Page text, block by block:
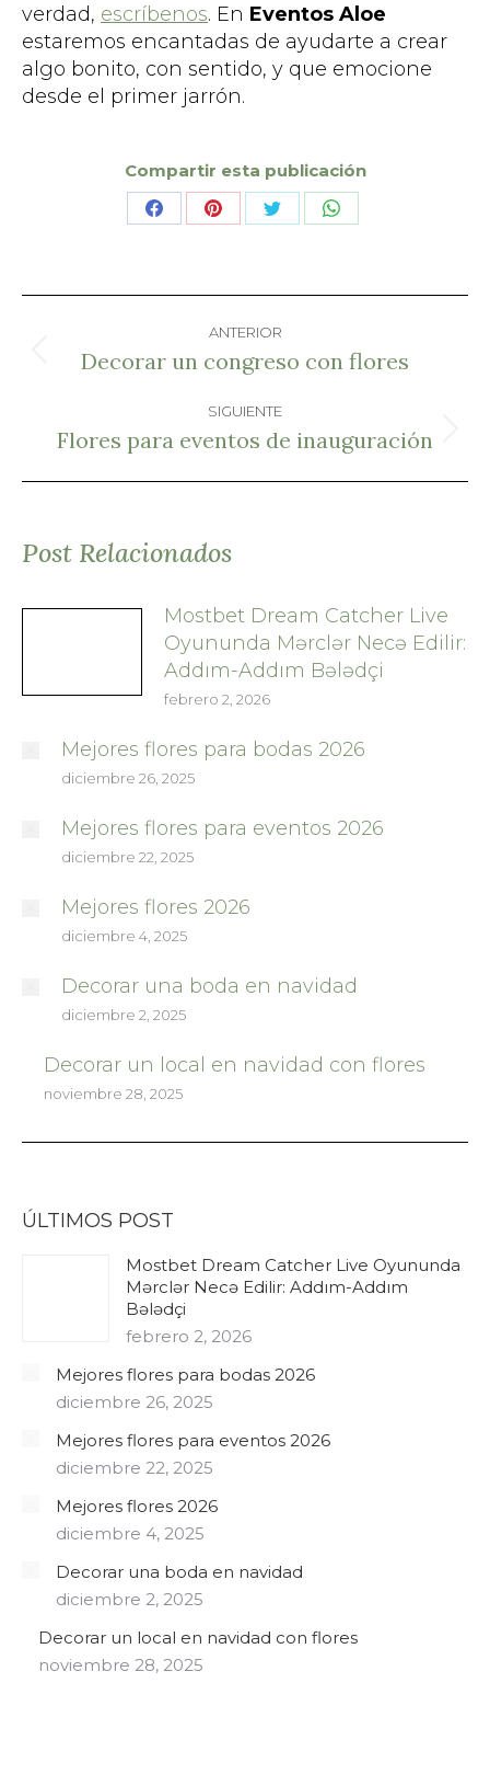
verdad, escríbenos. En Eventos Aloe
estaremos encantadas de ayudarte a crear
algo bonito, con sentido, y que emocione
desde el primer jarrón.
Compartir esta publicación
Share Share Share Share
Navegación
entre
publicaciones
ANTERIOR
Publicación
Decorar un congreso con flores
SIGUIENTE
Publicación
Flores para eventos de inauguración
Post Relacionados
Mostbet Dream Catcher Live
Oyununda Mərclər Necə Edilir:
Addım-Addım Bələdçi
febrero 2, 2026
Mejores flores para bodas 2026
diciembre 26, 2025
Mejores flores para eventos 2026
diciembre 22, 2025
Mejores flores 2026
diciembre 4, 2025
Decorar una boda en navidad
diciembre 2, 2025
Decorar un local en navidad con flores
noviembre 28, 2025
ÚLTIMOS POST
Mostbet Dream Catcher Live Oyununda
Mərclər Necə Edilir: Addım-Addım
Bələdçi
febrero 2, 2026
Mejores flores para bodas 2026
diciembre 26, 2025
Mejores flores para eventos 2026
diciembre 22, 2025
Mejores flores 2026
diciembre 4, 2025
Decorar una boda en navidad
diciembre 2, 2025
Decorar un local en navidad con flores
noviembre 28, 2025